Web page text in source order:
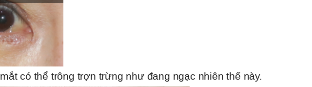
mắt có thể trông trợn trừng như đang ngạc nhiên thế này.